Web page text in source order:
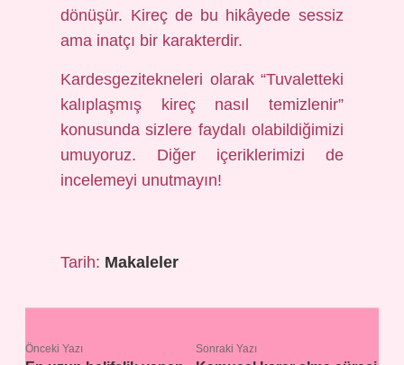
dönüşür. Kireç de bu hikâyede sessiz
ama inatçı bir karakterdir.
Kardesgezitekneleri olarak “Tuvaletteki
kalıplaşmış kireç nasıl temizlenir”
konusunda sizlere faydalı olabildiğimizi
umuyoruz. Diğer içeriklerimizi de
incelemeyi unutmayın!
Tarih: Makaleler
Önceki Yazı Sonraki Yazı